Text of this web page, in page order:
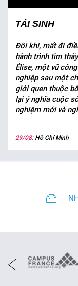
TÁI SINH
Đôi khi, mất đi
hành trình tìm
Élise, một vũ
nghiệp sau một
giới quen thuộc
lại ý nghĩa cuộc
nghiệm mới và
29/08: Hồ Chí Minh